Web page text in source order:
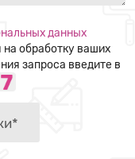
данных
обработку ваших
запроса введите в